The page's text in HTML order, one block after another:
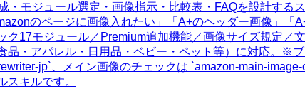
・モジュール選定・画像指示・比較表・FAQを設計する
のページに画像入れたい」「A+のヘッダー画像」
ク17モジュール／Premium追加機能／画像サイズ規定
品・アパレル・日用品・ベビー・ペット等）に対応。※
jp`、メイン画像のチェックは `amazon-main-
スキルです。